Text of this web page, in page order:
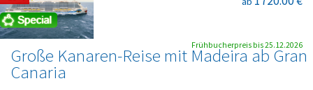
Große Kanaren-Reise mit Madeira ab Gran
Canaria
Frühbucherpreis bis 25.12.2026